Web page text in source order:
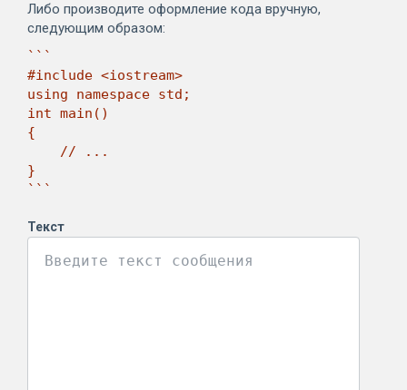
Либо производите оформление кода вручную,
следующим образом:
```
#include <iostream>
using namespace std;
int main()
{
}
```
Текст